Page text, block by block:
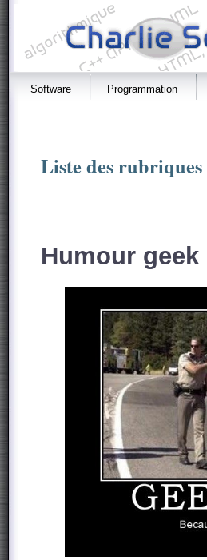
Software Programmation
Liste des rubriques
Humour geek